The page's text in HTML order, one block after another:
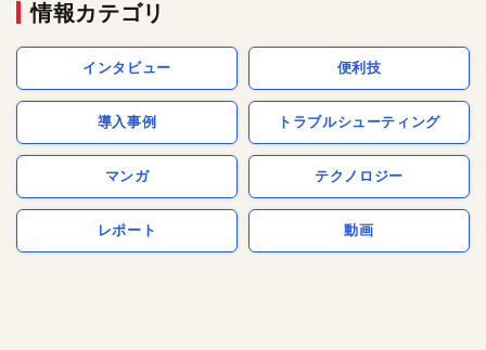
情報カテゴリ
インタビュー 便利技
導入事例 トラブルシューティング
マンガ テクノロジー
レポート 動画